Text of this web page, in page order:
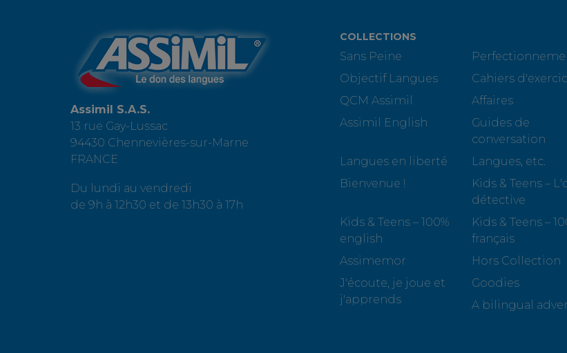
Assimil S.A.S.
13 rue Gay-Lussac
94430 Chennevières-sur-Marne
FRANCE
Du lundi au vendredi
de 9h à 12h30 et de 13h30 à 17h
COLLECTIONS
Sans Peine
Objectif Langues
Cahiers
QCM Assimil
Affaires
Assimil English
Guides de
conversation
Langues en liberté
Langues, etc.
Bienvenue !
Kids & Teens –
détective
Kids & Teens – 100%
english
Kids & Teens –
français
Assimemor
Hors Collection
J'écoute, je joue et
j'apprends
Goodies
A bilingual